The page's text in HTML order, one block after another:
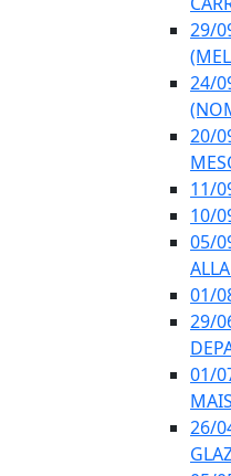
29/
24/
20/
11/
10/
05/
01/
29/
01/
MAIS
26/